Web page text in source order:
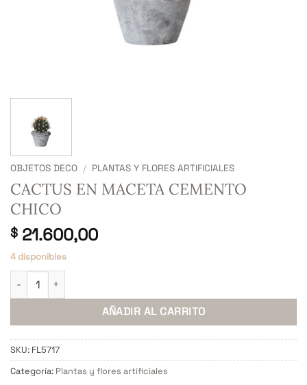
OBJETOS DECO / PLANTAS Y FLORES ARTIFICIALES
CACTUS EN MACETA CEMENTO
CHICO
$ 21.600,00
4 disponibles
CACTUS EN MACETA CEMENTO CHICO cantidad
AÑADIR AL CARRITO
SKU: FL5717
Categoría: Plantas y flores artificiales